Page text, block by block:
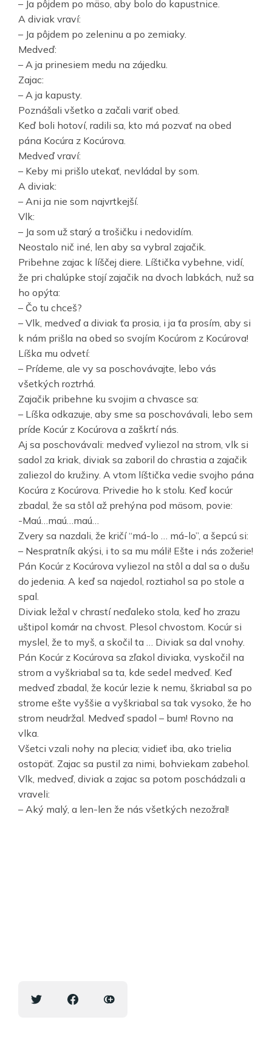
– Ja pôjdem po mäso, aby bolo do kapustnice.
A diviak vraví:
– Ja pôjdem po zeleninu a po zemiaky.
Medveď:
– A ja prinesiem medu na zájedku.
Zajac:
– A ja kapusty.
Poznášali všetko a začali variť obed.
Keď boli hotoví, radili sa, kto má pozvať na obed
pána Kocúra z Kocúrova.
Medveď vraví:
– Keby mi prišlo utekať, nevládal by som.
A diviak:
– Ani ja nie som najvrtkejší.
Vlk:
– Ja som už starý a trošičku i nedovidím.
Neostalo nič iné, len aby sa vybral zajačik.
Pribehne zajac k líščej diere. Líštička vybehne, vidí,
že pri chalúpke stojí zajačik na dvoch labkách, nuž sa
ho opýta:
– Čo tu chceš?
– Vlk, medveď a diviak ťa prosia, i ja ťa prosím, aby si
k nám prišla na obed so svojím Kocúrom z Kocúrova!
Líška mu odvetí:
– Prídeme, ale vy sa poschovávajte, lebo vás
všetkých roztrhá.
Zajačik pribehne ku svojim a chvasce sa:
– Líška odkazuje, aby sme sa poschovávali, lebo sem
príde Kocúr z Kocúrova a zaškrtí nás.
Aj sa poschovávali: medveď vyliezol na strom, vlk si
sadol za kriak, diviak sa zaboril do chrastia a zajačik
zaliezol do kružiny. A vtom líštička vedie svojho pána
Kocúra z Kocúrova. Privedie ho k stolu. Keď kocúr
zbadal, že sa stôl až prehýna pod mäsom, povie:
-Maú…maú…maú…
Zvery sa nazdali, že kričí “má-lo … má-lo”, a šepcú si:
– Nespratník akýsi, i to sa mu máli! Ešte i nás zožerie!
Pán Kocúr z Kocúrova vyliezol na stôl a dal sa o dušu
do jedenia. A keď sa najedol, roztiahol sa po stole a
spal.
Diviak ležal v chrastí neďaleko stola, keď ho zrazu
uštipol komár na chvost. Plesol chvostom. Kocúr si
myslel, že to myš, a skočil ta … Diviak sa dal vnohy.
Pán Kocúr z Kocúrova sa zľakol diviaka, vyskočil na
strom a vyškriabal sa ta, kde sedel medveď. Keď
medveď zbadal, že kocúr lezie k nemu, škriabal sa po
strome ešte vyššie a vyškriabal sa tak vysoko, že ho
strom neudržal. Medveď spadol – bum! Rovno na
vlka.
Všetci vzali nohy na plecia; vidieť iba, ako trielia
ostopäť. Zajac sa pustil za nimi, bohviekam zabehol.
Vlk, medveď, diviak a zajac sa potom poschádzali a
vraveli:
– Aký malý, a len-len že nás všetkých nezožral!